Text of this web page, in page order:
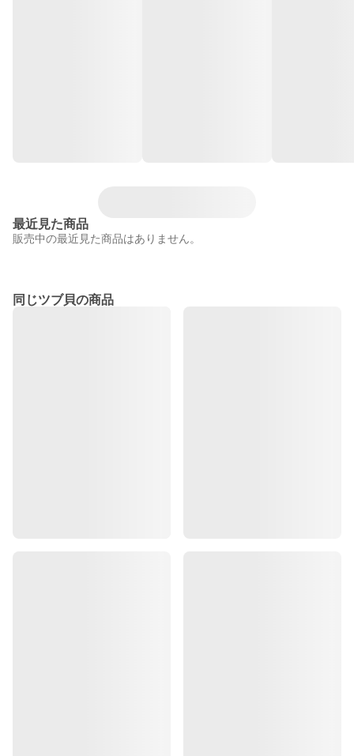
最近見た商品
販売中の最近見た商品はありません。
同じツブ貝の商品